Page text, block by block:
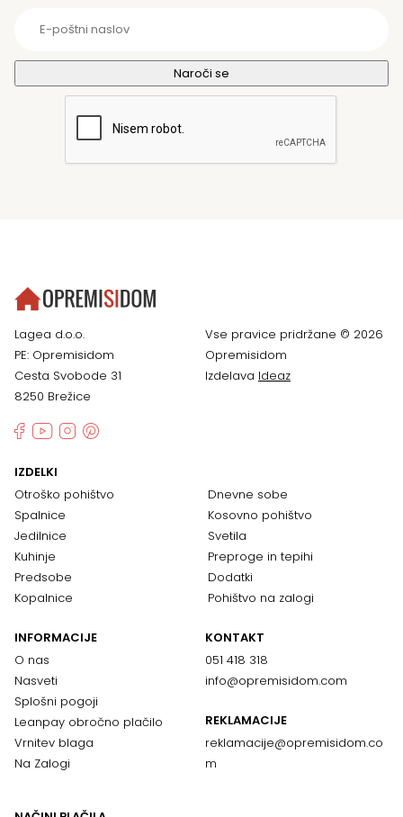
Lagea d.o.o.
PE: Opremisidom
Cesta Svobode 31
8250 Brežice
Vse pravice pridržane © 2026
Opremisidom
Izdelava Ideaz
IZDELKI
Otroško pohištvo
Spalnice
Jedilnice
Kuhinje
Predsobe
Kopalnice
Dnevne sobe
Kosovno pohištvo
Svetila
Preproge in tepihi
Dodatki
Pohištvo na zalogi
INFORMACIJE
O nas
Nasveti
Splošni pogoji
Leanpay obročno plačilo
Vrnitev blaga
Na Zalogi
KONTAKT
051 418 318
info@opremisidom.com
REKLAMACIJE
reklamacije@opremisidom.co
m